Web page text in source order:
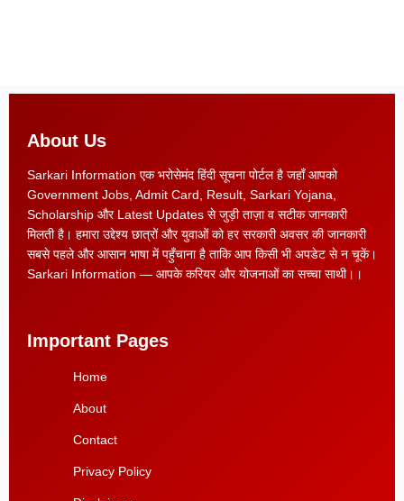
About Us
Sarkari Information एक भरोसेमंद हिंदी सूचना पोर्टल है जहाँ आपको
Government Jobs, Admit Card, Result, Sarkari Yojana,
Scholarship और Latest Updates से जुड़ी ताज़ा व सटीक जानकारी
मिलती है। हमारा उद्देश्य छात्रों और युवाओं को हर सरकारी अवसर की जानकारी
सबसे पहले और आसान भाषा में पहुँचाना है ताकि आप किसी भी अपडेट से न चूकें।
Sarkari Information — आपके करियर और योजनाओं का सच्चा साथी।।
Important Pages
Home
About
Contact
Privacy Policy